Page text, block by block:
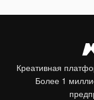
Креативная
Более 1